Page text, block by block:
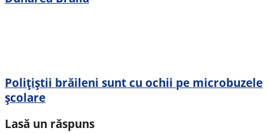
Polițiștii brăileni sunt cu ochii pe microbuzele
școlare
Lasă un răspuns